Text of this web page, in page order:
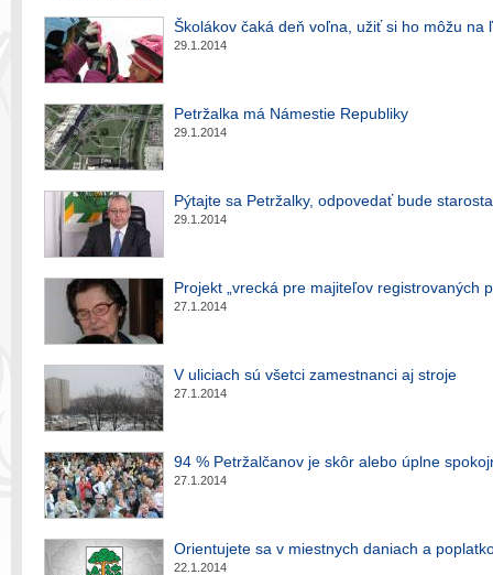
Školákov čaká deň voľna, užiť si ho môžu na
29.1.2014
Petržalka má Námestie Republiky
29.1.2014
Pýtajte sa Petržalky, odpovedať bude starosta
29.1.2014
Projekt „vrecká pre majiteľov registrovaných
27.1.2014
V uliciach sú všetci zamestnanci aj stroje
27.1.2014
94 % Petržalčanov je skôr alebo úplne
27.1.2014
Orientujete sa v miestnych daniach a
22.1.2014